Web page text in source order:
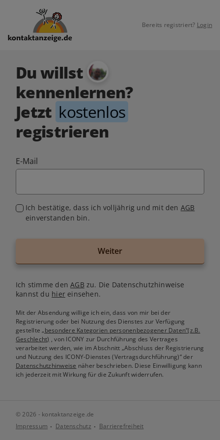
Bereits registriert? Login
Du willst
kennenlernen?
Jetzt kostenlos
registrieren
E-Mail
Ich bestätige, dass ich volljährig und mit den AGB
einverstanden bin.
Weiter
Ich stimme denAGB zu. Die Datenschutzhinweise
kannst du hiereinsehen.
Mit der Absendung willige ich ein, dass von mir bei der
Registrierung oder bei Nutzung des Dienstes zur Verfügung
gestellte„besondere Kategorien personenbezogener Daten“(z.B.
Geschlecht) , von ICONY zur Durchführung des Vertrages
verarbeitet werden, wie im Abschnitt „Abschluss der Registrierung
und Nutzung des ICONY-Dienstes (Vertragsdurchführung)“ der
Datenschutzhinweise näher beschrieben. Diese Einwilligung kann
ich jederzeit mit Wirkung für die Zukunft widerrufen.
© 2026 - kontaktanzeige.de
Impressum
Datenschutz Barrierefreiheit